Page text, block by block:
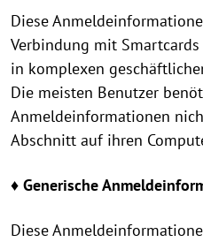
Diese
Verbindung mit
in komplexen
Die meisten Benutzer
Anmeldeinformationen
Abschnitt auf ihren
♦ Generische
Diese